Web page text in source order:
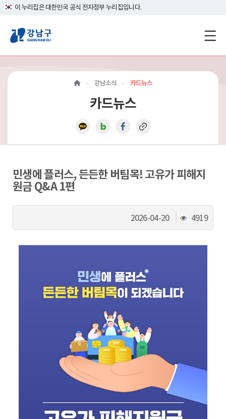
이 누리집은 대한민국 공식 전자정부 누리집입니다.
강
남
구
메
인
동
강남소식 카드뉴스
카드뉴스
민생에 플러스, 든든한 버팀목! 고유가 피해지
원금 Q&A 1편
2026-04-20
조
회
4919